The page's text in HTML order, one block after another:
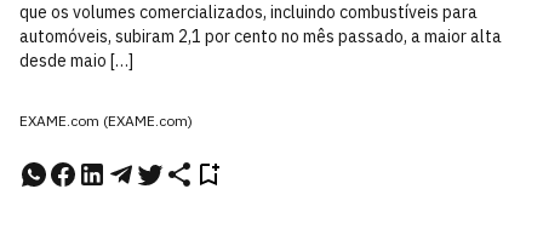
que os volumes comercializados, incluindo combustíveis para
automóveis, subiram 2,1 por cento no mês passado, a maior alta
desde maio […]
EXAME.com (EXAME.com)